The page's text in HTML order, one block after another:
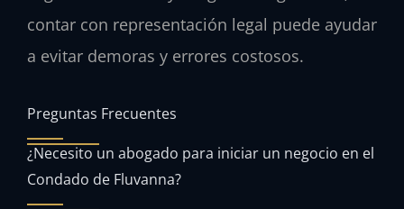
contar con representación legal puede ayudar
a evitar demoras y errores costosos.
Preguntas Frecuentes
¿Necesito un abogado para iniciar un negocio en el
Condado de Fluvanna?